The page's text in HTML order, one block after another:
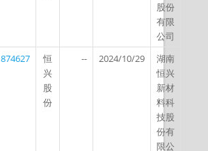
股份
有限
公司
874627
恒
兴
股
份
-- 2024/10/29
湖南
恒兴
新材
料科
技股
份有
限公